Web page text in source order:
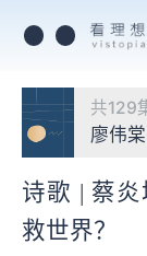
共129
廖伟
诗歌 | 蔡
救世界？